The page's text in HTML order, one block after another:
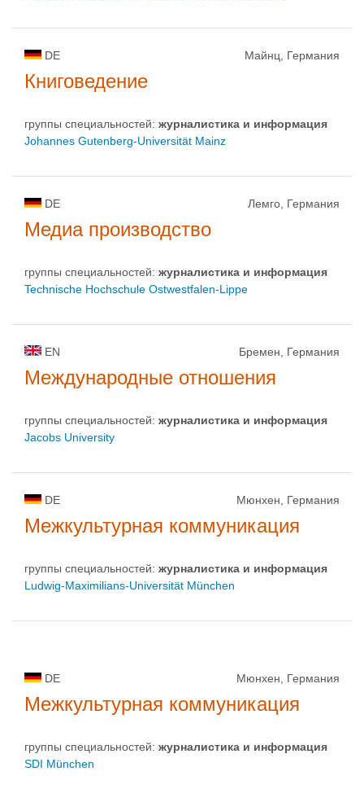
DE Майнц, Германия
Книговедение
группы специальностей: журналистика и информация
Johannes Gutenberg-Universität Mainz
DE Лемго, Германия
Медиа производство
группы специальностей: журналистика и информация
Technische Hochschule Ostwestfalen-Lippe
EN Бремен, Германия
Международные отношения
группы специальностей: журналистика и информация
Jacobs University
DE Мюнхен, Германия
Межкультурная коммуникация
группы специальностей: журналистика и информация
Ludwig-Maximilians-Universität München
DE Мюнхен, Германия
Межкультурная коммуникация
группы специальностей: журналистика и информация
SDI München